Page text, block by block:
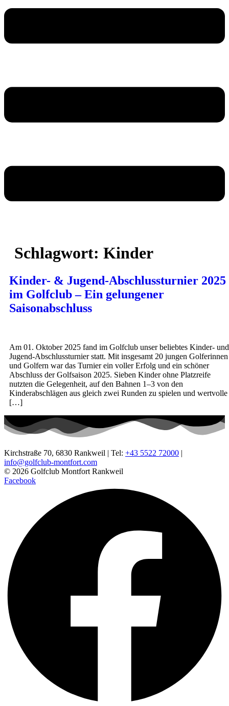
Schlagwort: Kinder
Kinder- & Jugend-Abschlussturnier 2025
im Golfclub – Ein gelungener
Saisonabschluss
Am 01. Oktober 2025 fand im Golfclub unser beliebtes Kinder- und
Jugend-Abschlussturnier statt. Mit insgesamt 20 jungen Golferinnen
und Golfern war das Turnier ein voller Erfolg und ein schöner
Abschluss der Golfsaison 2025. Sieben Kinder ohne Platzreife
nutzten die Gelegenheit, auf den Bahnen 1–3 von den
Kinderabschlägen aus gleich zwei Runden zu spielen und wertvolle
[…]
Kirchstraße 70, 6830 Rankweil | Tel: +43 5522 72000 |
info@golfclub-montfort.com
© 2026 Golfclub Montfort Rankweil
Facebook